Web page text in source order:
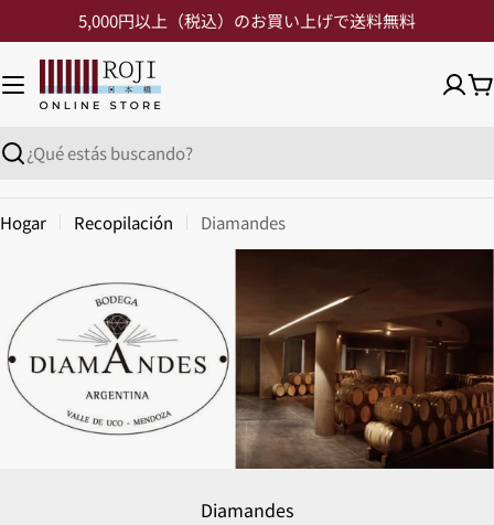
5,000円以上（税込）のお買い上げで送料無料
Hogar Recopilación Diamandes
Diamandes